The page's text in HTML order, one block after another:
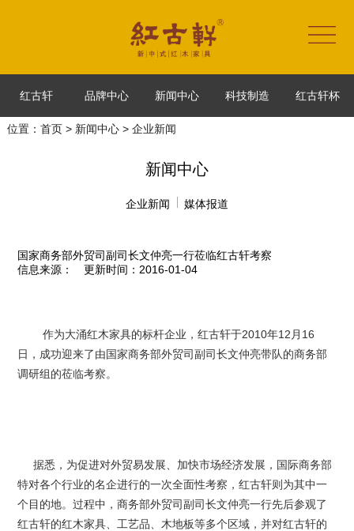
红古轩 品牌中心 新闻中心 科技制造 红古轩杯
位置： 首页> 新闻中心> 企业新闻
新闻中心
企业新闻 媒体报道
国家商务部外贸司副司长文仲亮一行莅临红古轩考察
信息来源：
更新时间：2016-01-04
作为大涌红木家具的标杆企业，红古轩于2010年12月16
日，成功迎来了由国家商务部外贸司副司长文仲亮带队的商务部
调研组的莅临考察。
据悉，为促进对外贸易发展、加快市场经济发展，国际商务部
特对各个行业的名企进行的一次全面性考察，红古轩则为其中一
个目的地。过程中，商务部外贸司副司长文仲亮一行先后参观了
红古轩的红木家具、工艺品、木地板等多个区域，并对红古轩的